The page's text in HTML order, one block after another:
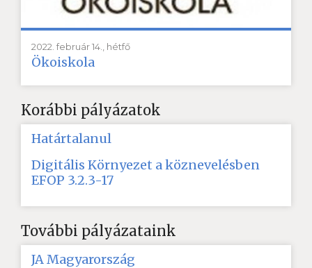
Korábbi pályázatok
Határtalanul
Digitális Környezet a köznevelésben
EFOP 3.2.3-17
2022. február 14., hétfő
Ökoiskola
További pályázataink
JA Magyarország